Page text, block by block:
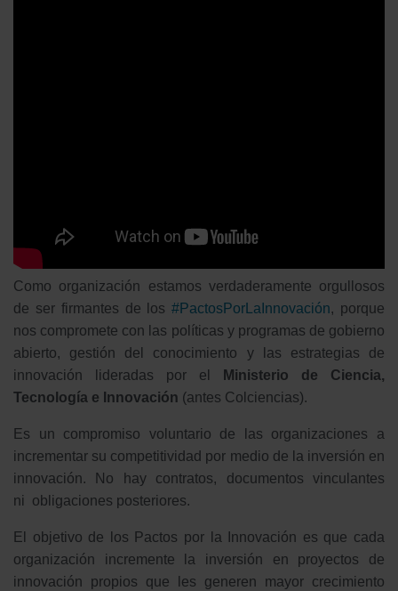
Como organización estamos verdaderamente orgullosos
de ser firmantes de los#PactosPorLaInnovación, porque
nos compromete con las políticas y programas de gobierno
abierto, gestión del conocimiento y las estrategias de
innovación lideradas por el
Ministerio de Ciencia,
Tecnología e Innovación (antes Colciencias).
Es un compromiso voluntario de las organizaciones a
incrementar su competitividad por medio de la inversión en
innovación. No hay contratos, documentos vinculantes
ni obligaciones posteriores.
El objetivo de los Pactos por la Innovación es que cada
organización incremente la inversión en proyectos de
innovación propios que les generen mayor crecimiento